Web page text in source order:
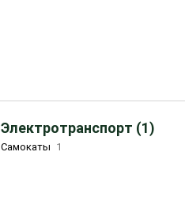
Электротранспорт (1)
Самокаты 1